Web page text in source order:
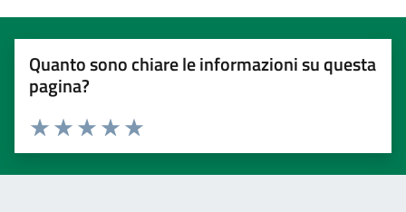
Quanto sono chiare le informazioni su questa
pagina?
Valuta 5 stelle su 5
Valuta 4 stelle su 5
Valuta 3 stelle su 5
Valuta 2 stelle su 5
Valuta 1 stelle su 5